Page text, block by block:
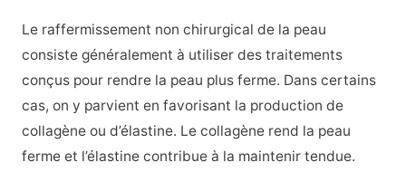
Le raffermissement non chirurgical de la peau
consiste généralement à utiliser des traitements
conçus pour rendre la peau plus ferme. Dans certains
cas, on y parvient en favorisant la production de
collagène ou d’élastine. Le collagène rend la peau
ferme et l’élastine contribue à la maintenir tendue.